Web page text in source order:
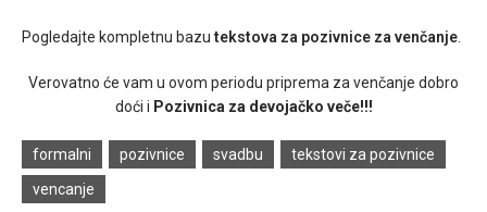
Pogledajte kompletnu bazutekstova za pozivnice za venčanje
Verovatno će vam u ovom periodu priprema za venčanje dobro
doći i Pozivnica za devojačko veče!!!
formalni pozivnice svadbu
tekstovi za pozivnice
vencanje